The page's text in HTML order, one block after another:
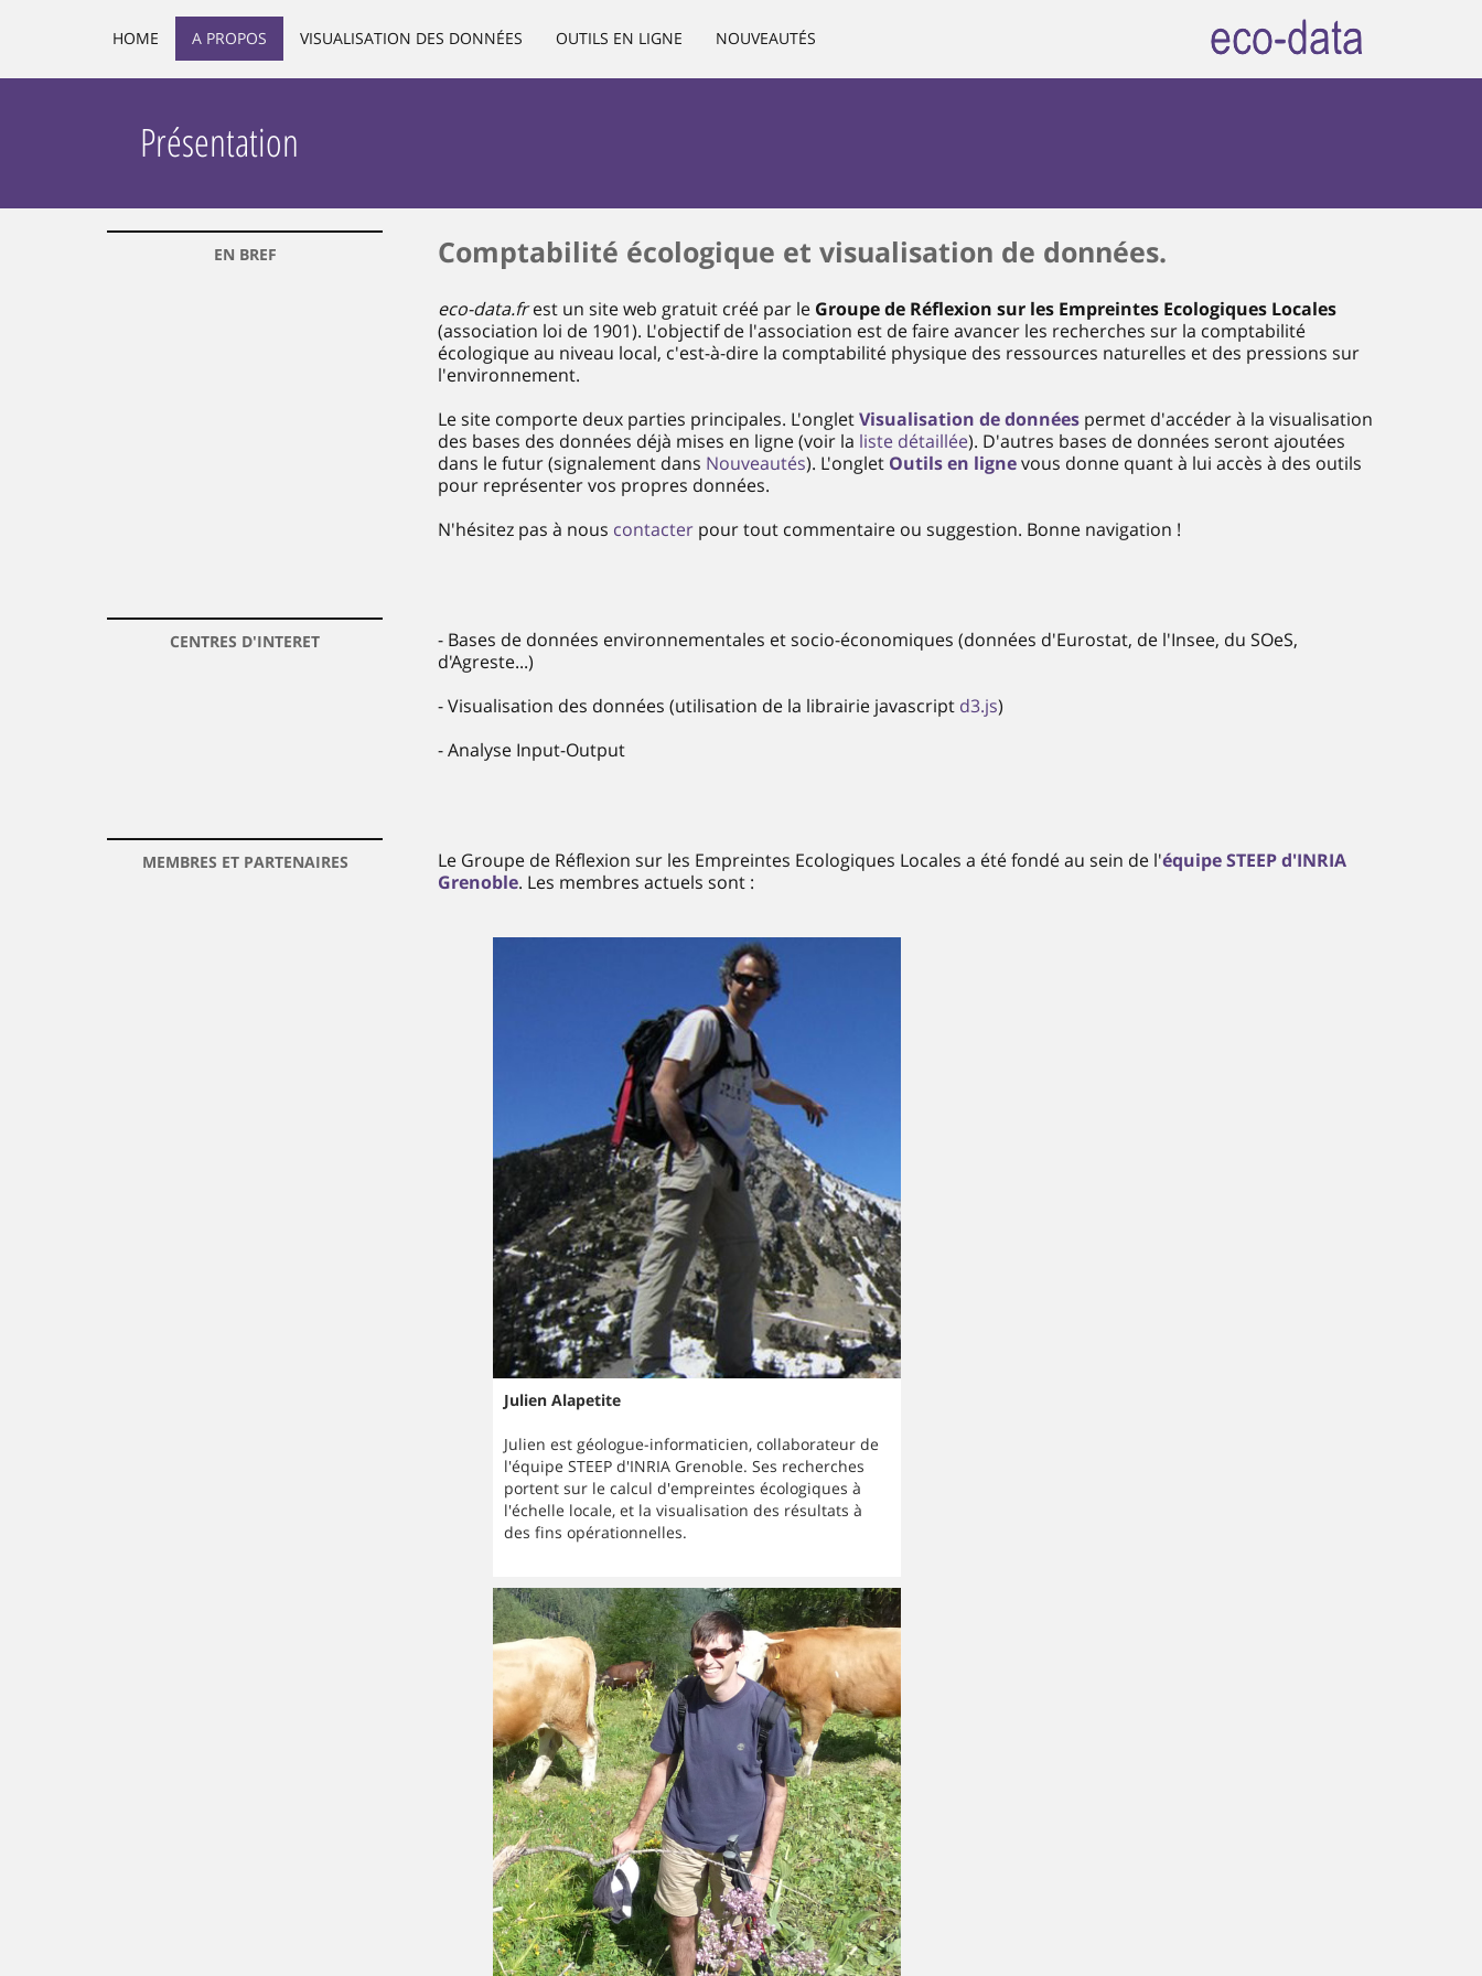
HOME A PROPOS VISUALISATION DES DONNÉES OUTILS EN LIGNE NOUVEAUTÉS
Présentation
EN BREF Comptabilité écologique et visualisation de données.
eco-data.frest un site web gratuit créé par le Groupe de Réflexion sur les Empreintes Ecologiques Locales
(association loi de 1901). L'objectif de l'association est de faire avancer les recherches sur la comptabilité
écologique au niveau local, c'est-à-dire la comptabilité physique des ressources naturelles et des pressions sur
l'environnement.
Le site comporte deux parties principales. L'ongletVisualisation de données permet d'accéder à la visualisation
des bases des données déjà mises en ligne (voir la liste détaillée). D'autres bases de données seront ajoutées
dans le futur (signalement dans Nouveautés). L'onglet Outils en lignevous donne quant à lui accès à des outils
pour représenter vos propres données.
N'hésitez pas à nous contacter pour tout commentaire ou suggestion. Bonne navigation !
CENTRES D'INTERET
- Bases de données environnementales et socio-économiques (données d'Eurostat, de l'Insee, du SOeS,
d'Agreste...)
- Visualisation des données (utilisation de la librairie javascript d3.js)
- Analyse Input-Output
MEMBRES ET PARTENAIRES Le Groupe de Réflexion sur les Empreintes Ecologiques Locales a été fondé au sein de l'équipe STEEP d'INRIA
Grenoble. Les membres actuels sont :
Julien Alapetite
Julien est géologue-informaticien, collaborateur de
l'équipe STEEP d'INRIA Grenoble. Ses recherches
portent sur le calcul d'empreintes écologiques à
l'échelle locale, et la visualisation des résultats à
des fins opérationnelles.